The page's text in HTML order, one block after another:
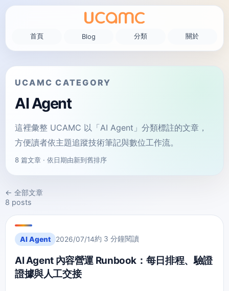
首頁 Blog 分類 關於
UCAMC CATEGORY
AI Agent
這裡彙整 UCAMC 以「AI Agent 」分類標註的文章，
方便讀者依主題追蹤技術筆記與數位工作流。
8 篇文章 · 依日期由新到舊排序
← 全部文章
8 posts
AI Agent 2026/07/14約 3 分鐘閱讀
AI Agent 內容營運 Runbook：每日排程、驗證
證據與人工交接